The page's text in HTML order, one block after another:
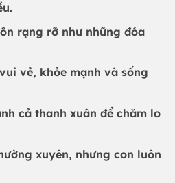
rạng rỡ như những đóa
vẻ, khỏe mạnh và sống
cả thanh xuân để chăm lo
xuyên, nhưng con luôn